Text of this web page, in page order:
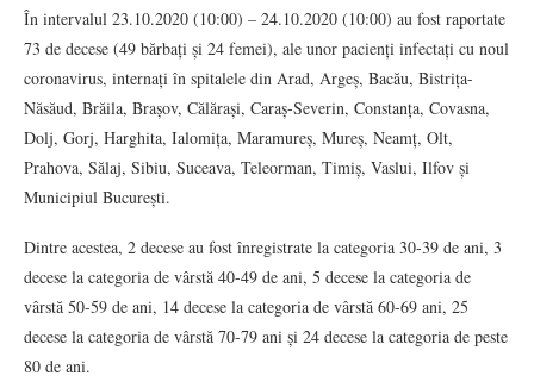
În intervalul 23.10.2020 (10:00) – 24.10.2020 (10:00) au fost raportate
73 de decese (49 bărbați și 24 femei), ale unor pacienți infectați cu noul
coronavirus, internați în spitalele din Arad, Argeș, Bacău, Bistrița-
Năsăud, Brăila, Brașov, Călărași, Caraș-Severin, Constanța, Covasna,
Dolj, Gorj, Harghita, Ialomița, Maramureș, Mureș, Neamț, Olt,
Prahova, Sălaj, Sibiu, Suceava, Teleorman, Timiș, Vaslui, Ilfov și
Municipiul București.
Dintre acestea, 2 decese au fost înregistrate la categoria 30-39 de ani, 3
decese la categoria de vârstă 40-49 de ani, 5 decese la categoria de
vârstă 50-59 de ani, 14 decese la categoria de vârstă 60-69 ani, 25
decese la categoria de vârstă 70-79 ani și 24 decese la categoria de peste
80 de ani.